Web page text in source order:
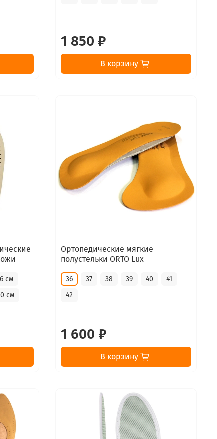
1 850 ₽
В корзину
см
см
Ортопедические мягкие
полустельки ORTO Lux
36 37 38 39 40
41
42
1 600 ₽
В корзину